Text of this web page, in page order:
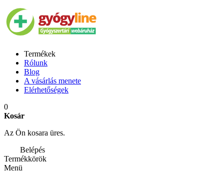
Termékek
Rólunk
Blog
A vásárlás menete
Elérhetőségek
0
Kosár
Az Ön kosara üres.
Belépés
Termékkörök
Menü